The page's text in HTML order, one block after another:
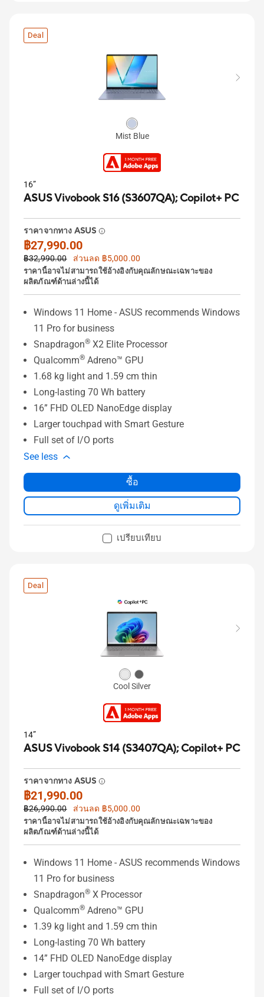
Deal
Mist Blue
16”
ASUS Vivobook S16 (S3607QA);Copilot+ PC
ราคาจากทาง ASUS
฿27,990.00
฿32,990.00
ส่วนลด ฿5,000.00
ราคานี้อาจไม่สามารถใช้อ้างอิงกับคุณลักษณะเฉพาะของ
ผลิตภัณฑ์ด้านล่างนี้ได้
Windows 11 Home - ASUS recommends Windows
11 Pro for business
Snapdragon® X2 Elite Processor
Qualcomm® Adreno™ GPU
1.68 kg light and 1.59 cm thin
Long-lasting 70 Wh battery
16” FHD OLED NanoEdge display
Larger touchpad with Smart Gesture
Full set of I/O ports
See less
ซื้อ
ดูเพิ่มเติม
เปรียบเทียบ
Deal
Cool Silver
14”
ASUS Vivobook S14 (S3407QA);Copilot+ PC
ราคาจากทาง ASUS
฿21,990.00
฿26,990.00
ส่วนลด ฿5,000.00
ราคานี้อาจไม่สามารถใช้อ้างอิงกับคุณลักษณะเฉพาะของ
ผลิตภัณฑ์ด้านล่างนี้ได้
Windows 11 Home - ASUS recommends Windows
11 Pro for business
Snapdragon® X Processor
Qualcomm® Adreno™ GPU
1.39 kg light and 1.59 cm thin
Long-lasting 70 Wh battery
14” FHD OLED NanoEdge display
Larger touchpad with Smart Gesture
Full set of I/O ports